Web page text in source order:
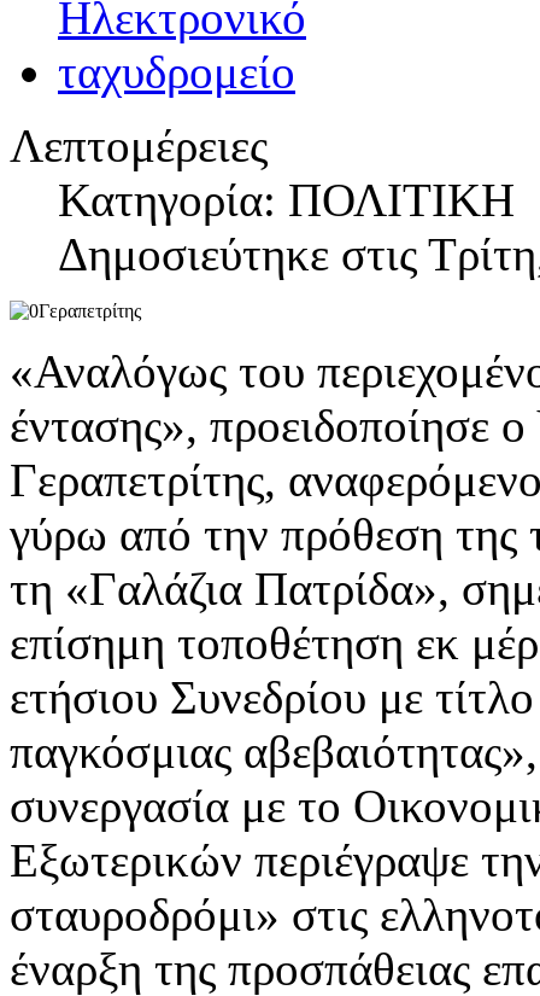
Λεπτομέρειες
Κατηγορία: ΠΟΛΙΤΙΚΗ
Δημοσιεύτηκε στις
«Αναλόγως του
έντασης», προειδοποίησε
Γεραπετρίτης,
γύρω από την πρόθεση της
τη «Γαλάζια Πατρίδα»,
επίσημη τοποθέτηση εκ
ετήσιου Συνεδρίου με
παγκόσμιας
συνεργασία με το
Εξωτερικών περιέγραψε
σταυροδρόμι» στις
έναρξη της προσπάθειας